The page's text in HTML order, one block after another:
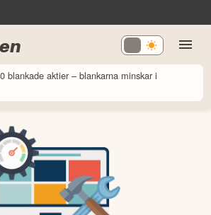
blankade aktier – blankarna minskar i